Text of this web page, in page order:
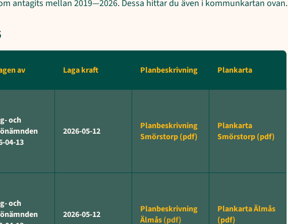
antagits mellan 2019—2026. Dessa hittar du även i kommunkartan ovan.
av Laga kraft Planbeskrivning Plankarta
och
04-13
2026-05-12
Planbeskrivning
Smörstorp (pdf)
Plankarta
Smörstorp (pdf)
och
2026-05-12
Planbeskrivning
Älmås
Plankarta Älmås
(pdf)